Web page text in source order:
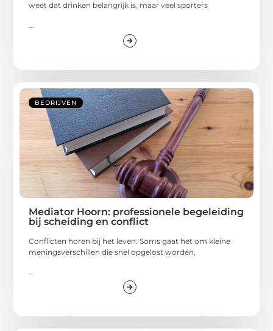
weet dat drinken belangrijk is, maar veel sporters
BEDRIJVEN
Mediator Hoorn: professionele begeleiding
bij scheiding en conflict
Conflicten horen bij het leven. Soms gaat het om kleine
meningsverschillen die snel opgelost worden,